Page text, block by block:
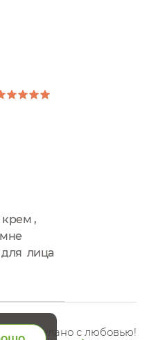
крем ,
лица
Сделано с любовью!